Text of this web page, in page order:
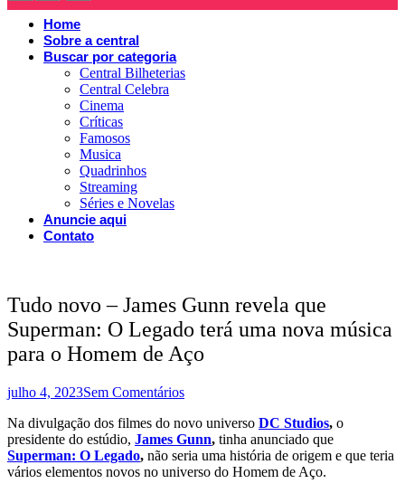
Home
Sobre a central
Buscar por categoria
Central Bilheterias
Central Celebra
Cinema
Críticas
Famosos
Musica
Quadrinhos
Streaming
Séries e Novelas
Anuncie aqui
Contato
Tudo novo – James Gunn revela que
Superman: O Legado terá uma nova música
para o Homem de Aço
julho 4, 2023Sem Comentários
Na divulgação dos filmes do novo universo DC Studios, o
presidente do estúdio, James Gunn, tinha anunciado que
Superman: O Legado, não seria uma história de origem e que teria
vários elementos novos no universo do Homem de Aço.